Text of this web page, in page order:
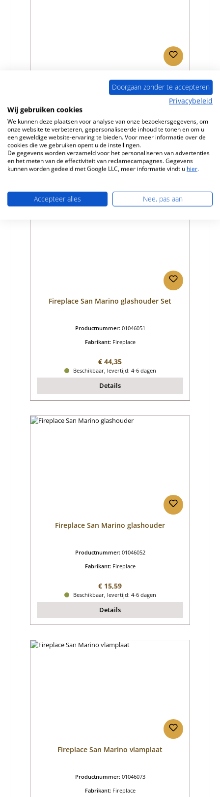
Fabrikant:
Normale prijs:
€ 62,04
Levertijd ca. 2-3 weken
Details
Fireplace San Marino glashouder Set
Productnummer: 01046051
Fabrikant: Fireplace
Normale prijs:
€ 44,35
Beschikbaar, levertijd: 4-6 dagen
Details
Fireplace San Marino glashouder
Productnummer: 01046052
Fabrikant: Fireplace
Normale prijs:
€ 15,59
Beschikbaar, levertijd: 4-6 dagen
Details
Fireplace San Marino vlamplaat
Productnummer: 01046073
Fabrikant: Fireplace
Doorgaan zonder te accepteren
Privacybeleid
Wij gebruiken cookies
We kunnen deze plaatsen voor analyse van onze bezoekersgegevens, om
onze website te verbeteren, gepersonaliseerde inhoud te tonen en om u
een geweldige website-ervaring te bieden. Voor meer informatie over de
cookies die we gebruiken opent u de instellingen.
De gegevens worden verzameld voor het personaliseren van advertenties
en het meten van de effectiviteit van reclamecampagnes. Gegevens
kunnen worden gedeeld met Google LLC, meer informatie vindt u hier.
Accepteer alles Nee, pas aan